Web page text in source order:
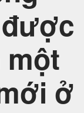
một
ở